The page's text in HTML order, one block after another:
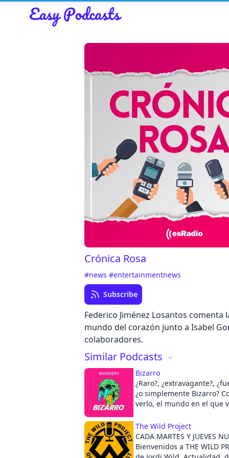
Crónica Rosa
#news#entertainmentnews
Subscribe
Federico Jiménez Losantos comenta
mundo del corazón junto a Isabel
colaboradores.
Similar Podcasts
Bizarro
¿Raro?, ¿extravagante?,
¿o simplemente Bizarro?
verlo, el mundo en el que
eso: los eventos que, por
nos parezcan, suceden y
semana Roberto Mtz y
exploran lo más viral del
The Wild Project
CADA MARTES Y JUEVES
Bienvenidos a THE WILD